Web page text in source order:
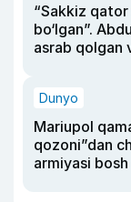
“Sakkiz
bo‘lgan”.
asrab qolgan
Dunyo
Mariupol
qozoni”dan
armiyasi